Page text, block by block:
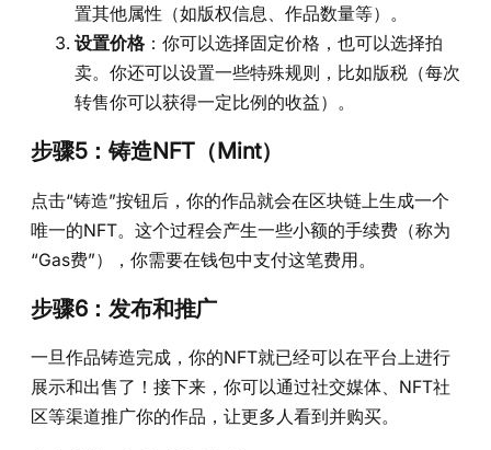
置其他属性（如版权信息、作品数量等）。
设置价格：你可以选择固定价格，也可以选择拍
卖。你还可以设置一些特殊规则，比如版税（每次
转售你可以获得一定比例的收益）。
步骤5：铸造NFT（Mint）
点击“铸造”按钮后，你的作品就会在区块链上生成一个
唯一的NFT。这个过程会产生一些小额的手续费（称为
“Gas费”），你需要在钱包中支付这笔费用。
步骤6：发布和推广
一旦作品铸造完成，你的NFT就已经可以在平台上进行
展示和出售了！接下来，你可以通过社交媒体、NFT社
区等渠道推广你的作品，让更多人看到并购买。